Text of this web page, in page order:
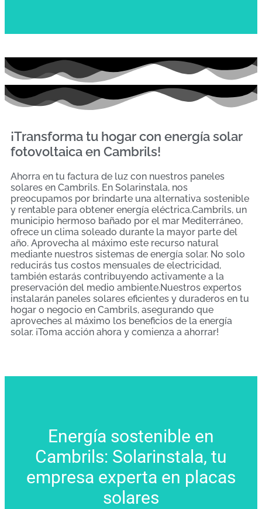
¡Transforma tu hogar con energía solar
fotovoltaica en Cambrils!
Ahorra en tu factura de luz con nuestros paneles
solares en Cambrils. En Solarinstala, nos
preocupamos por brindarte una alternativa sostenible
y rentable para obtener energía eléctrica.Cambrils, un
municipio hermoso bañado por el mar Mediterráneo,
ofrece un clima soleado durante la mayor parte del
año. Aprovecha al máximo este recurso natural
mediante nuestros sistemas de energía solar. No solo
reducirás tus costos mensuales de electricidad,
también estarás contribuyendo activamente a la
preservación del medio ambiente.Nuestros expertos
instalarán paneles solares eficientes y duraderos en tu
hogar o negocio en Cambrils, asegurando que
aproveches al máximo los beneficios de la energía
solar. ¡Toma acción ahora y comienza a ahorrar!
Energía sostenible en
Cambrils: Solarinstala, tu
empresa experta en placas
solares